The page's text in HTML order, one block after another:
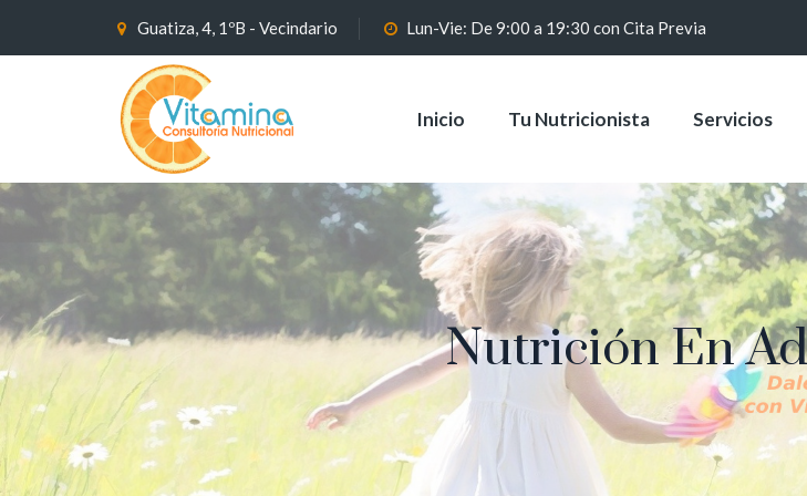
Guatiza, 4, 1ºB - Vecindario Lun-Vie: De 9:00 a 19:30 con Cita Previa
Inicio Tu Nutricionista Servicios
Nutrición En